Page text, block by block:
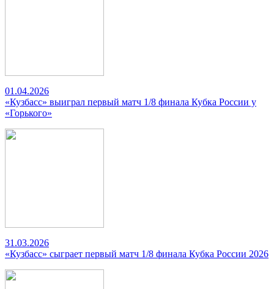
01.04.2026
«Кузбасс» выиграл первый матч 1/8 финала Кубка России у
«Горького»
31.03.2026
«Кузбасс» сыграет первый матч 1/8 финала Кубка России 2026